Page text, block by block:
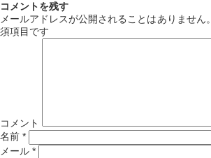
コメントを残す
メールアドレスが公開されることはありません。
須項目です
コメント
名前 *
メール *